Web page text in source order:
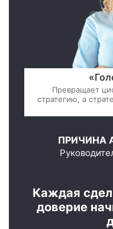
Превращает
стратегию, а
ПРИЧИНА
Каждая
доверие